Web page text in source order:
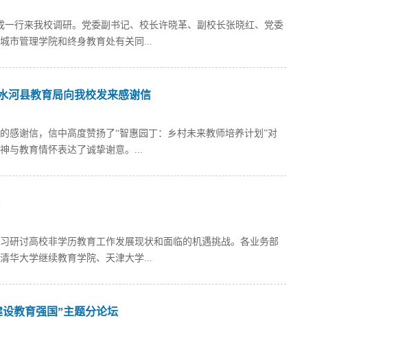
行来我校调研。党委副书记、校长许晓革、副校长张晓红、党委
市管理学院和终身教育处有关同...
县教育局向我校发来感谢信
感谢信，信中高度赞扬了“智惠园丁：乡村未来教师培养计划”对
与教育情怀表达了诚挚谢意。...
研讨高校非学历教育工作发展现状和面临的机遇挑战。各业务部
华大学继续教育学院、天津大学...
教育强国”主题分论坛